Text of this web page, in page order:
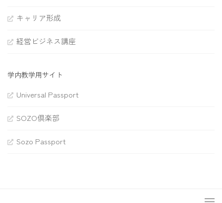
キャリア形成
経営ビジネス講座
学内教学用サイト
Universal Passport
SOZO倶楽部
Sozo Passport